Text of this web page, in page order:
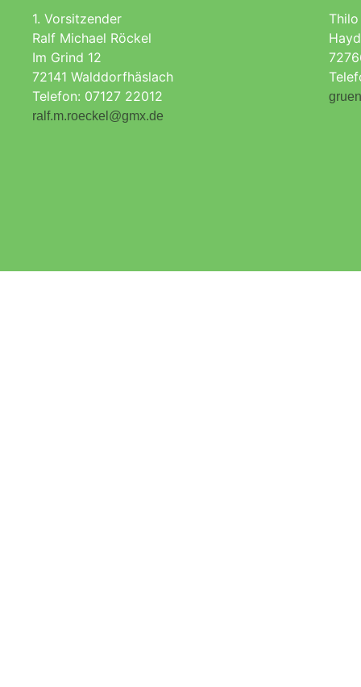
1. Vorsitzender
Ralf Michael Röckel
Im Grind 12
72141 Walddorfhäslach
Telefon: 07127 22012
ralf.m.roeckel@gmx.de